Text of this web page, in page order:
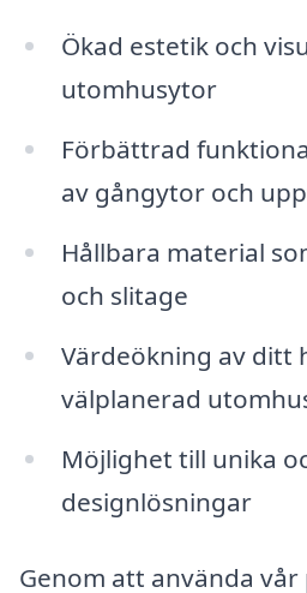
Ökad estetik och
utomhusytor
Förbättrad
av gångytor och
Hållbara material
och slitage
Värdeökning av ditt
välplanerad
Möjlighet till unika
designlösningar
Genom att använda